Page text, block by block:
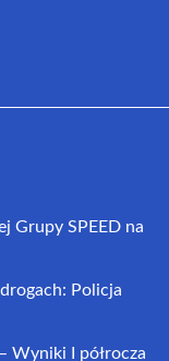
Grupy SPEED na
Policja
Wyniki I półrocza